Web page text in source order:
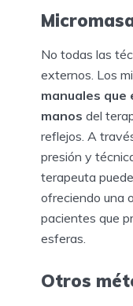
No todas las
externos. Los
manuales que
manos del
reflejos. A
presión y
terapeuta
ofreciendo una
pacientes que
esferas.
Otros